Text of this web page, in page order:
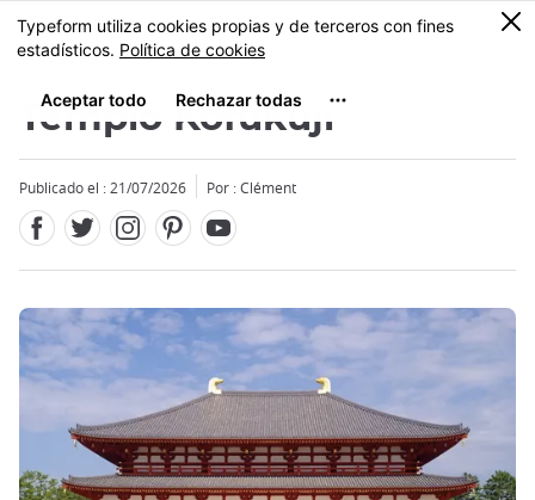
Tamaño
MENU
0
Templo Kofukuji
Publicado el : 21/07/2026 Por : Clément